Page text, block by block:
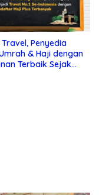
Penyedia
& Haji dengan
Terbaik Sejak